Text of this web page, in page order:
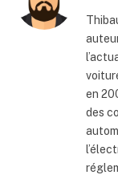
en
des